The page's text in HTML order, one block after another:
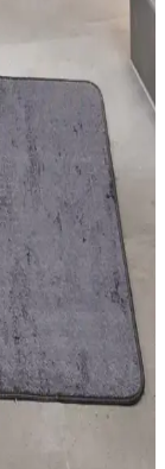
Halı
renk ve
şık ve
dayanıklı ve
ve konforlu
İç
katar. Malzeme,
yaşam